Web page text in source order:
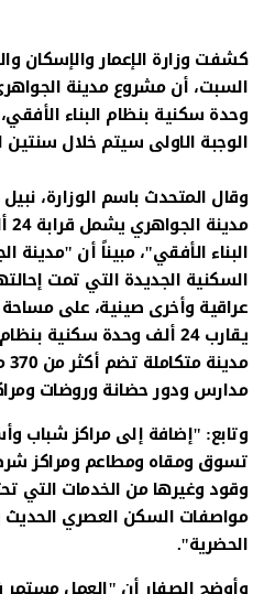
كشفت وزارة الإعمار والإسكان
وحدة سكنية بنظام البناء
الوجبة الاولى سيتم خلال
وقال المتحدث باسم الوزارة،
البناء الأفقي"، مبيناً أن
السكنية الجديدة التي تمت
يقارب 24 ألف وحدة سكنية
مدارس ودور حضانة وروضات
وتابع: "إضافة إلى مراكز شباب
تسوق ومقاه ومطاعم ومراكز
وقود وغيرها من الخدمات التي
مواصفات السكن العصري الحديث
الحضرية".